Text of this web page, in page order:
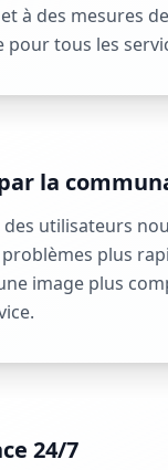
à des mesures de
tous les
la
utilisateurs
plus
image plus
24/7